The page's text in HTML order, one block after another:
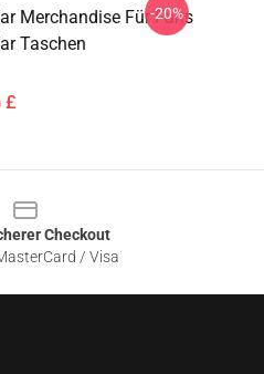
Merchandise Für Fans
Taschen
£
-20%
Checkout
/ Visa